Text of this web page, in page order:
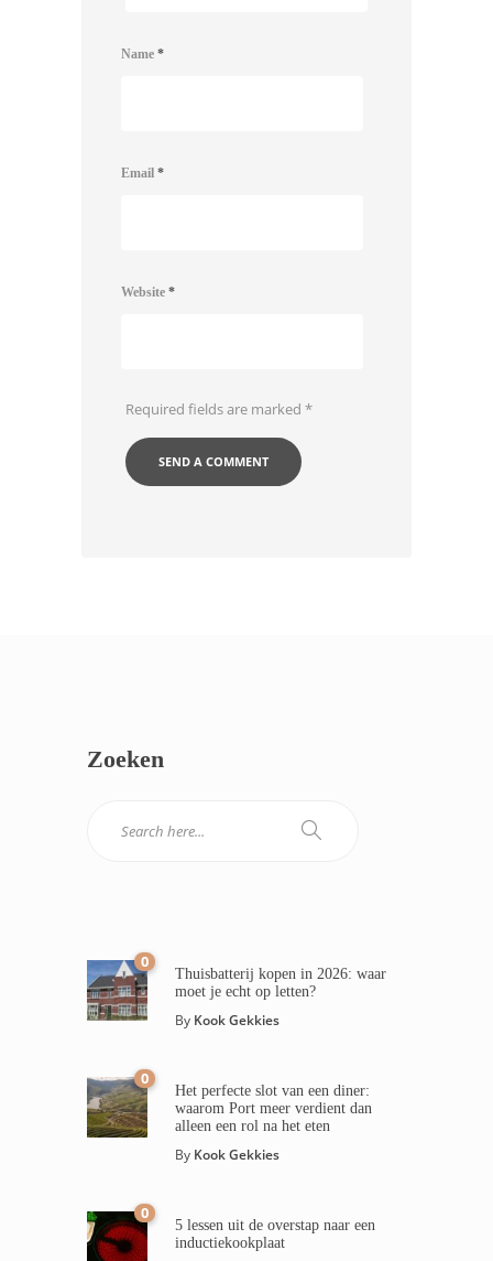
Name *
Email *
Website *
Required fields are marked *
Zoeken
0
Thuisbatterij kopen in 2026: waar
moet je echt op letten?
By Kook Gekkies
0
Het perfecte slot van een diner:
waarom Port meer verdient dan
alleen een rol na het eten
By Kook Gekkies
0
5 lessen uit de overstap naar een
inductiekookplaat